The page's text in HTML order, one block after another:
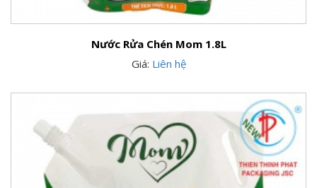
Nước Rửa Chén Mom 1.8L
Giá: Liên hệ